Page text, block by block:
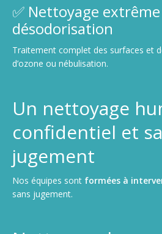
✅ Nettoyage
désodorisation
Traitement complet des surfaces et
d’ozone ou nébulisation.
Un nettoyage
confidentiel et
jugement
Nos équipes sont formées à
sans jugement.